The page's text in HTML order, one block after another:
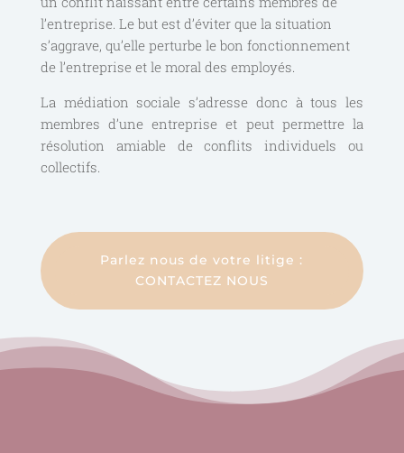
l’entreprise. Le but est d’éviter que la situation
s’aggrave, qu’elle perturbe le bon fonctionnement
de l’entreprise et le moral des employés.
La médiation sociale s’adresse donc à tous les
membres d’une entreprise et peut permettre la
résolution amiable de conflits individuels ou
collectifs.
Parlez nous de votre litige :
CONTACTEZ NOUS